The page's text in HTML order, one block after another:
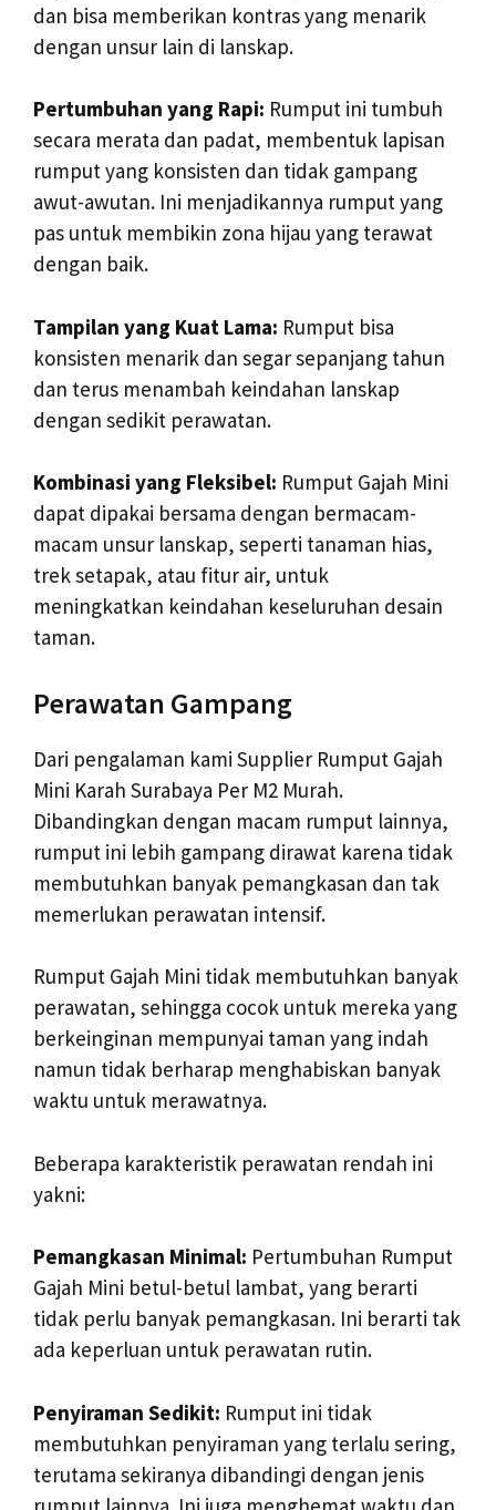
dan bisa memberikan kontras yang menarik
dengan unsur lain di lanskap.
Pertumbuhan yang Rapi: Rumput ini tumbuh
secara merata dan padat, membentuk lapisan
rumput yang konsisten dan tidak gampang
awut-awutan. Ini menjadikannya rumput yang
pas untuk membikin zona hijau yang terawat
dengan baik.
Tampilan yang Kuat Lama: Rumput bisa
konsisten menarik dan segar sepanjang tahun
dan terus menambah keindahan lanskap
dengan sedikit perawatan.
Kombinasi yang Fleksibel: Rumput Gajah Mini
dapat dipakai bersama dengan bermacam-
macam unsur lanskap, seperti tanaman hias,
trek setapak, atau fitur air, untuk
meningkatkan keindahan keseluruhan desain
taman.
Perawatan Gampang
Dari pengalaman kami Supplier Rumput Gajah
Mini Karah Surabaya Per M2 Murah.
Dibandingkan dengan macam rumput lainnya,
rumput ini lebih gampang dirawat karena tidak
membutuhkan banyak pemangkasan dan tak
memerlukan perawatan intensif.
Rumput Gajah Mini tidak membutuhkan banyak
perawatan, sehingga cocok untuk mereka yang
berkeinginan mempunyai taman yang indah
namun tidak berharap menghabiskan banyak
waktu untuk merawatnya.
Beberapa karakteristik perawatan rendah ini
yakni:
Pemangkasan Minimal: Pertumbuhan Rumput
Gajah Mini betul-betul lambat, yang berarti
tidak perlu banyak pemangkasan. Ini berarti tak
ada keperluan untuk perawatan rutin.
Penyiraman Sedikit: Rumput ini tidak
membutuhkan penyiraman yang terlalu sering,
terutama sekiranya dibandingi dengan jenis